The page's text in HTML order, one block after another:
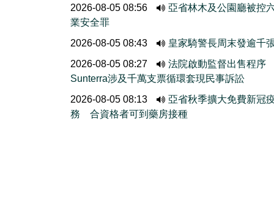
2026-08-05 08:56
亞省林木及公園廳被控
業安全罪
2026-08-05 08:43
皇家騎警長周末發逾千
2026-08-05 08:27
法院啟動監督出售程
Sunterra涉及千萬支票循環套現民事訴訟
2026-08-05 08:13
亞省秋季擴大免費新冠
務 合資格者可到藥房接種